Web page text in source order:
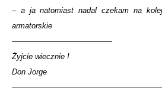
– a ja natomiast nadal czekam na
armatorskie
—————————————
Żyjcie wiecznie !
Don Jorge